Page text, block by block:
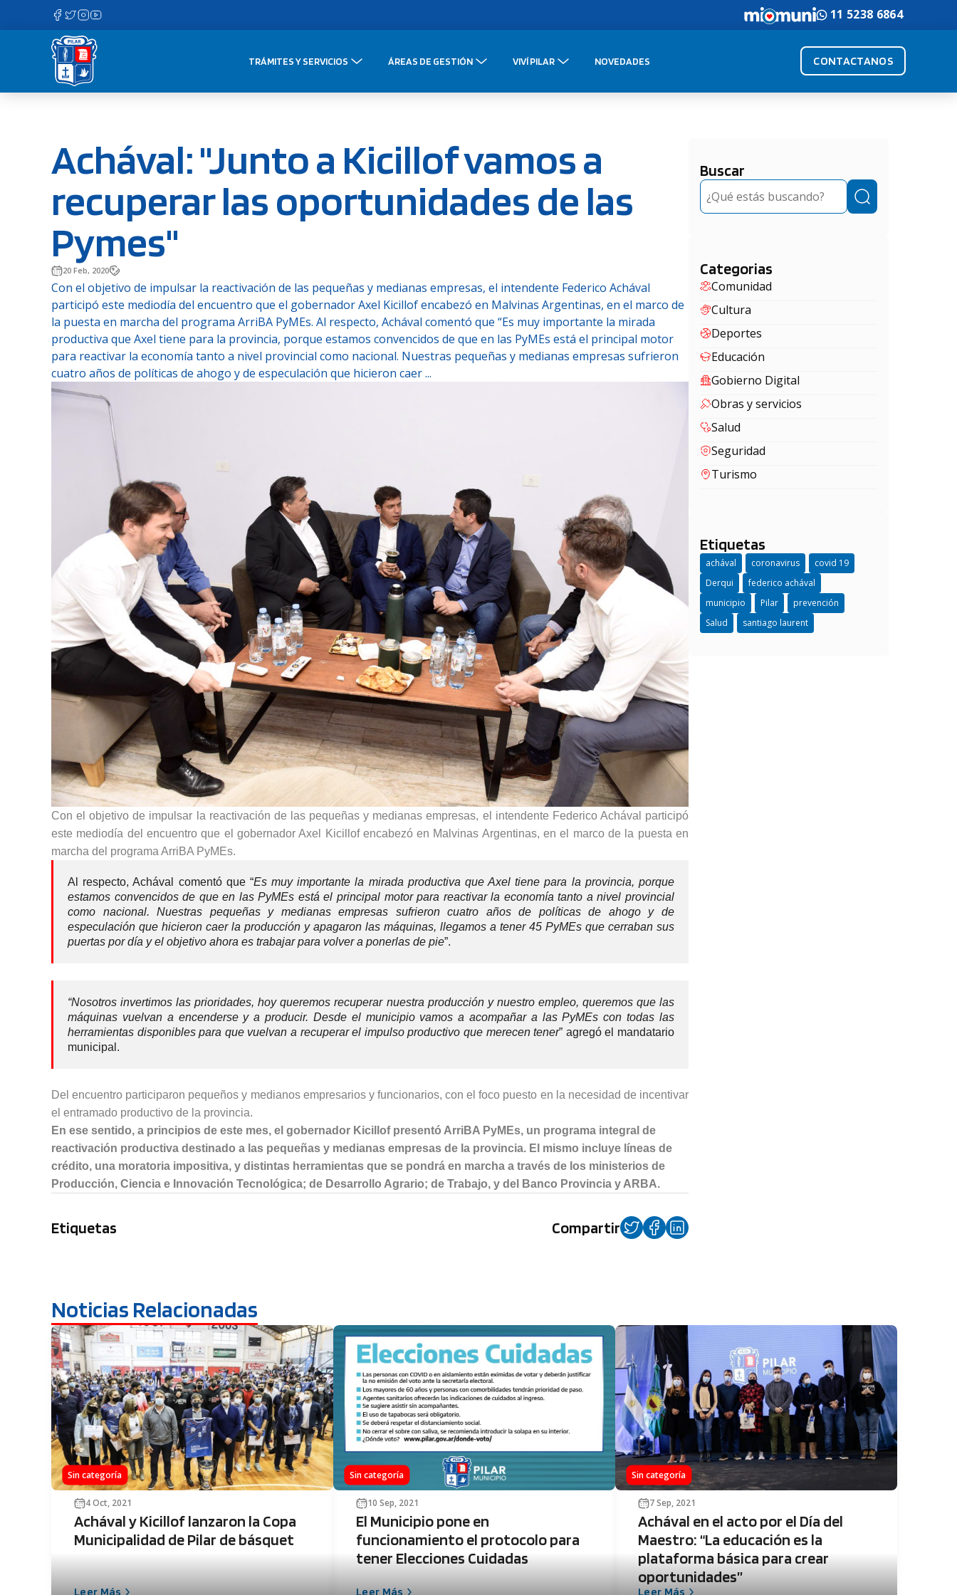
contenido
11 5238 6864
TRÁMITES Y SERVICIOS ÁREAS DE GESTIÓN VIVÍ PILAR NOVEDADES CONTACTANOS
Achával: "Junto a Kicillof vamos a
recuperar las oportunidades de las
Pymes"
20 Feb, 2020
Con el objetivo de impulsar la reactivación de las pequeñas y medianas empresas, el intendente Federico Achával
participó este mediodía del encuentro que el gobernador Axel Kicillof encabezó en Malvinas Argentinas, en el marco de
la puesta en marcha del programa ArriBA PyMEs. Al respecto, Achával comentó que “Es muy importante la mirada
productiva que Axel tiene para la provincia, porque estamos convencidos de que en las PyMEs está el principal motor
para reactivar la economía tanto a nivel provincial como nacional. Nuestras pequeñas y medianas empresas sufrieron
cuatro años de políticas de ahogo y de especulación que hicieron caer ...
Con el objetivo de impulsar la reactivación de las pequeñas y medianas empresas, el intendente Federico Achával participó
este mediodía del encuentro que el gobernador Axel Kicillof encabezó en Malvinas Argentinas, en el marco de la puesta en
marcha del programa ArriBA PyMEs.
Al respecto, Achával comentó que “Es muy importante la mirada productiva que Axel tiene para la provincia, porque
estamos convencidos de que en las PyMEs está el principal motor para reactivar la economía tanto a nivel provincial
como nacional. Nuestras pequeñas y medianas empresas sufrieron cuatro años de políticas de ahogo y de
especulación que hicieron caer la producción y apagaron las máquinas, llegamos a tener 45 PyMEs que cerraban sus
puertas por día y el objetivo ahora es trabajar para volver a ponerlas de pie”.
“Nosotros invertimos las prioridades, hoy queremos recuperar nuestra producción y nuestro empleo, queremos que las
máquinas vuelvan a encenderse y a producir. Desde el municipio vamos a acompañar a las PyMEs con todas las
herramientas disponibles para que vuelvan a recuperar el impulso productivo que merecen tener” agregó el mandatario
municipal.
Del encuentro participaron pequeños y medianos empresarios y funcionarios, con el foco puesto en la necesidad de incentivar
el entramado productivo de la provincia.
En ese sentido, a principios de este mes, el gobernador Kicillof presentó ArriBA PyMEs, un programa integral de
reactivación productiva destinado a las pequeñas y medianas empresas de la provincia. El mismo incluye líneas de
crédito, una moratoria impositiva, y distintas herramientas que se pondrá en marcha a través de los ministerios de
Producción, Ciencia e Innovación Tecnológica; de Desarrollo Agrario; de Trabajo, y del Banco Provincia y ARBA.
Etiquetas Compartir
Buscar
Buscar
Categorias
Comunidad
Cultura
Deportes
Educación
Gobierno Digital
Obras y servicios
Salud
Seguridad
Turismo
Etiquetas
achával coronavirus
covid 19
Derqui
federico achával
municipio
Pilar
prevención
Salud
santiago laurent
Noticias Relacionadas
Sin categoría
4 Oct, 2021
Achával y Kicillof lanzaron la Copa
Municipalidad de Pilar de básquet
Leer Más
Sin categoría
10 Sep, 2021
El Municipio pone en
funcionamiento el protocolo para
tener Elecciones Cuidadas
Leer Más
Sin categoría
7 Sep, 2021
Achával en el acto por el Día del
Maestro: “La educación es la
plataforma básica para crear
oportunidades”
Leer Más